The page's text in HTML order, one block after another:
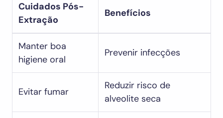
Cuidados Pós-
Extração
Benefícios
Manter boa
higiene oral
Prevenir infecções
Evitar fumar
Reduzir risco de
alveolite seca